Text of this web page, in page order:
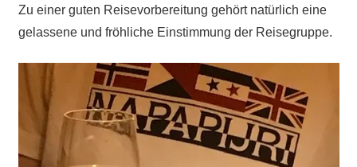
Zu einer guten Reisevorbereitung gehört natürlich eine
gelassene und fröhliche Einstimmung der Reisegruppe.